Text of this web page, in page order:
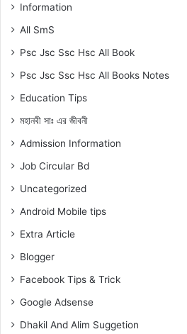
Information
All SmS
Psc Jsc Ssc Hsc All Book
Psc Jsc Ssc Hsc All Books Notes
Education Tips
মহানবী সাঃ এর জীবনী
Admission Information
Job Circular Bd
Uncategorized
Android Mobile tips
Extra Article
Blogger
Facebook Tips & Trick
Google Adsense
Dhakil And Alim Suggetion